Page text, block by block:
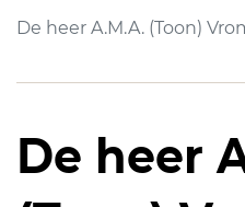
De heer A.M.A. (Toon)
De heer